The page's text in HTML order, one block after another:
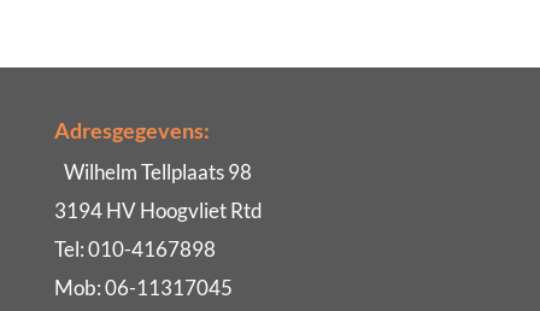
Adresgegevens:
Wilhelm Tellplaats 98
3194 HV Hoogvliet Rtd
Tel: 010-4167898
Mob: 06-11317045